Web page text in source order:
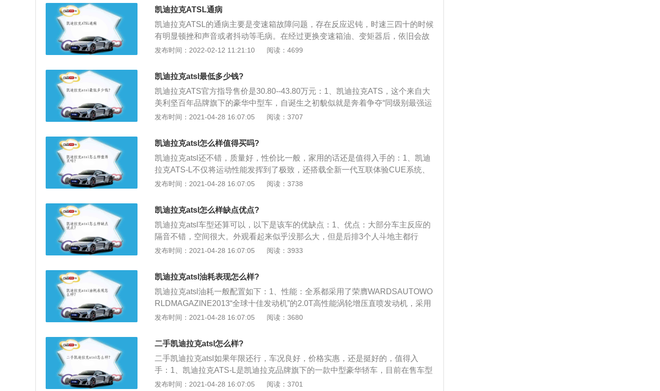
量高是件很正常的事情。通用在8AT和9AT两台变速箱中都加入新的启停储能
器，能够使启停功能更加平顺和迅速，事实上他们确实做到了。两台车的启停功
能动静都很小，小到能让人忽略它的存在，能做到这般技术水平实属不易，也怪
不得通用有自信可以把美规车型的启停功能键都取消了。凯迪拉克atsl停产了吗
已经停产。如果最近有购买汽车意向的朋友，而且是想买豪华品牌运动风格的汽
出色的动力赢得的“小钢炮”的美誉。但是早在去年，通用公司就已经宣布了ats停
产的消息。而为了迎合国内消费者的需求，ats在停产的时候为了弥补车型空白，
推出了进行加长的atsl。毕竟作为一台性能取向轿车，后排空间几乎可以用惨不
初，凯迪拉克汽车atsl标价为29.88-42.88万块，直接对标BBA。但是市场却给了
凯迪拉克ATSL通病
凯迪拉克ATSL的通病主要是变速箱故障问题，存在反应迟钝，时速三四十的时候
有明显顿挫和声音或者抖动等毛病。在经过更换变速箱油、变矩器后，依旧会故
障。凯迪拉克ATSL变速箱问题已被众多车主举证，并且还有后桥差速器漏油问
应态度却比较消极。凯迪拉克atsl目前已停产了，这款车处于停产在售状态。atsl
是凯迪拉克旗下的一款中型运动轿车，这款车全系使用了2.0升涡轮增压发动机，
有279马力和400牛米的最大扭矩，与这款发动机匹配的是8at变速箱。atsl采用的
是通用自产的8at变速箱，型号为8L45，和凯迪拉克ct6的动力总成相同。
发布时间：2022-02-12 11:21:10 阅读：4699
凯迪拉克atsl最低多少钱?
凯迪拉克ATS官方指导售价是30.80--43.80万元：1、凯迪拉克ATS，这个来自大
美利坚百年品牌旗下的豪华中型车，自诞生之初貌似就是奔着争夺“同级别最强运
动性能”这个头衔来的；2、从外观尺寸来说，凯迪拉克ATS确实不大，它并不以
寸水准。再怎么样也不会小得跟紧凑型车一样，这点必须公正评价；4、此外，
凯迪拉克ATS高耸的头灯和尾灯会使得其视觉效果上显得比同级别车高。实际上
恰恰相反，凯迪拉克ATS的车身高度几乎是同级别车中最低矮的。
发布时间：2021-04-28 16:07:05 阅读：3707
凯迪拉克atsl怎么样值得买吗?
凯迪拉克atsl还不错，质量好，性价比一般，家用的话还是值得入手的：1、凯迪
拉克ATS-L不仅将运动性能发挥到了极致，还搭载全新一代互联体验CUE系统、
原装CarPlay车载系统、全新一代安吉星4GLTE服务；2、内置无线Wi-Fi，支持7
时，畅享疾速敏捷的互联体验；3、其次，ATS-L的内饰是运动包围式座舱以驾驭
为原点，融入了游艇设计元素，前卫中流露动感，更采用了CUT-AND-SEWN大
师级包裹工艺缝合剪裁，会让你在纵情驰骋中，坐享时尚考究之美；4、而且采
用了家族经典的钻石切割设计原理，同时特别加长车身设计，更保持了50：50的
前后质量分配，为ATS-L带来了卓越的操控稳定性和平顺性。
发布时间：2021-04-28 16:07:05 阅读：3738
凯迪拉克atsl怎么样缺点优点?
凯迪拉克atsl车型还算可以，以下是该车的优缺点：1、优点：大部分车主反应的
隔音不错，空间很大。外观看起来似乎没那么大，但是后排3个人斗地主都行
了，特别是后备箱非常大；2、发动机和变速箱，2.0T原厂就276匹马力，400牛
应给凯迪拉克的动力都是高功率版；3、缺点：很多人说凯迪拉克不保值，这是
事实，但是谁又会买新车就想着卖掉了，自己喜欢就好；4、不同等级体验相差
很大，开ATS的车主觉得自己在开廉价大马力车，坐CT6的车主觉得自己坐移动
宫殿；5、视野不太好，大多数美国车都有这毛病，a柱倾斜角度大而且宽导致遮
挡的范围挺大的。
发布时间：2021-04-28 16:07:05 阅读：3933
凯迪拉克atsl油耗表现怎么样?
凯迪拉克atsl油耗一般配置如下：1、性能：全系都采用了荣膺WARDSAUTOWO
RLDMAGAZINE2013“全球十佳发动机”的2.0T高性能涡轮增压直喷发动机，采用
SIDI缸内直喷技术及单涡轮双涡流技术，最大功率可达205KW，最大扭矩400N
代互联体验CUE系统、原装CarPlay车载系统、全新一代安吉星4GLTE服务，内
置无线Wi-Fi，支持7台设备接入，令你在行驶的同时，畅享疾速敏捷的互联体
验；3、内饰：凯迪拉克ATS-L运动包围式座舱以驾驭为原点，融入了游艇设计元
素，前卫中流露动感，更采用了CUT-AND-SEWN大师级包裹工艺缝合剪裁，让
你在纵情驰骋中，坐享时尚考究之美。
发布时间：2021-04-28 16:07:05 阅读：3680
二手凯迪拉克atsl怎么样?
二手凯迪拉克atsl如果年限还行，车况良好，价格实惠，还是挺好的，值得入
手：1、凯迪拉克ATS-L是凯迪拉克品牌旗下的一款中型豪华轿车，目前在售车型
共分为技术型、时尚型、精英型、豪华型以及领先型5个不同配置版本的车型；
发布时间：2021-04-28 16:07:05 阅读：3701